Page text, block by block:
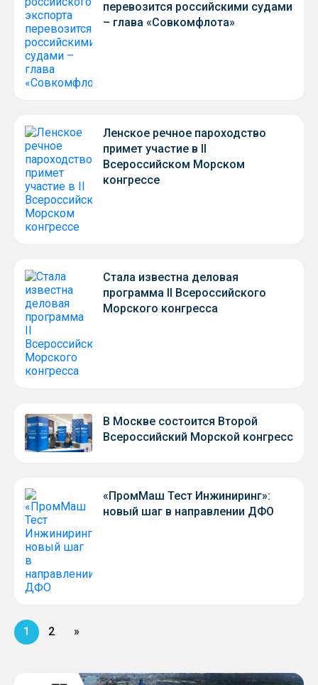
перевозится российскими судами
– глава «Совкомфлота»
Ленское речное пароходство
примет участие в II
Всероссийском Морском
конгрессе
Стала известна деловая
программа II Всероссийского
Морского конгресса
В Москве состоится Второй
Всероссийский Морской конгресс
«ПромМаш Тест Инжиниринг»:
новый шаг в направлении ДФО
1 2 »